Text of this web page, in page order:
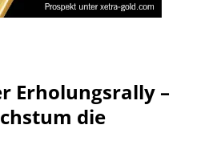
Erholungsrally –
die